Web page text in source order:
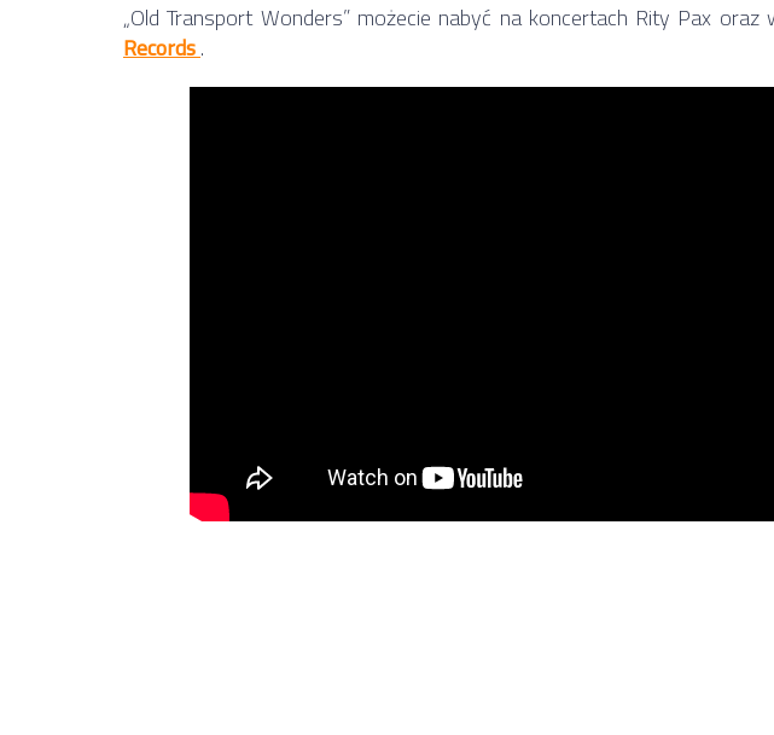
„Old Transport Wonders” możecie nabyć na koncertach Rity Pax
Records.